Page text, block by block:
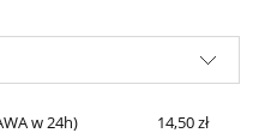
w 24h) 14,50 zł